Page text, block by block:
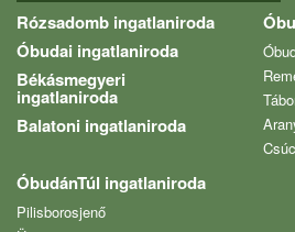
Rózsadomb ingatlaniroda
Óbudai ingatlaniroda
Békásmegyeri
ingatlaniroda
Balatoni ingatlaniroda
ÓbudánTúl ingatlaniroda
Pilisborosjenő